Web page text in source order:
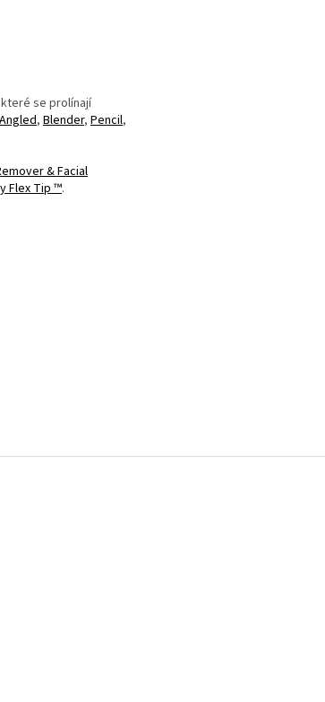
se prolínají
Angled, Blender, Pencil,
& Facial
Flex Tip ™.